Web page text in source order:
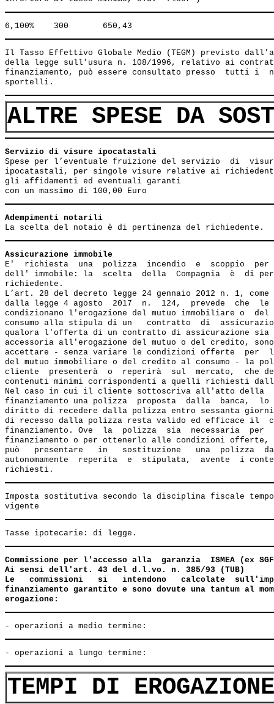
Il Tasso Effettivo Globale Medio (TEGM) previsto
della legge sull’usura n. 108/1996, relativo ai
finanziamento, può essere consultato presso  tutti i
ALTRE SPESE DA
Servizio di visure ipocatastali
Spese per l’eventuale fruizione del servizio  di
ipocatastali, per singole visure relative ai
gli affidamenti ed eventuali garanti
Adempimenti notarili
Assicurazione immobile
E'  richiesta  una  polizza  incendio  e  scoppio
dell' immobile: la  scelta  della  Compagnia  è  di
richiedente.
L’art. 28 del decreto legge 24 gennaio 2012 n. 1,
dalla legge 4 agosto  2017  n.  124,  prevede  che  le
condizionano l'erogazione del mutuo immobiliare o
consumo alla stipula di un   contratto  di
qualora l'offerta di un contratto di assicurazione sia
accessoria all'erogazione del mutuo o del credito,
accettare - senza variare le condizioni offerte  per
del mutuo immobiliare o del credito al consumo - la
cliente  presenterà  o  reperirà  sul  mercato,  che
contenuti minimi corrispondenti a quelli richiesti
Nel caso in cui il cliente sottoscriva all'atto della
finanziamento una polizza  proposta  dalla  banca,
diritto di recedere dalla polizza entro sessanta
di recesso dalla polizza resta valido ed efficace il
finanziamento. Ove  la  polizza  sia  necessaria
finanziamento o per ottenerlo alle condizioni
può   presentare   in   sostituzione   una  polizza
autonomamente  reperita  e  stipulata,  avente  i
Imposta sostitutiva secondo la disciplina fiscale
Commissione per l'accesso alla  garanzia  ISMEA (ex
Ai sensi dell'art. 43 del d.l.vo. n. 385/93 (TUB)
Le   commissioni   si   intendono   calcolate
finanziamento garantito e sono dovute una tantum al
erogazione:
TEMPI DI EROGAZIONE